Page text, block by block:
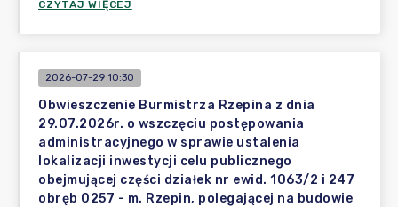
CZYTAJ WIĘCEJ
2026-07-29 10:30
Obwieszczenie Burmistrza Rzepina z dnia
29.07.2026r. o wszczęciu postępowania
administracyjnego w sprawie ustalenia
lokalizacji inwestycji celu publicznego
obejmującej części działek nr ewid. 1063/2 i 247
obręb 0257 - m. Rzepin, polegającej na budowie